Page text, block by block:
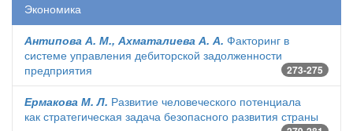
Экономика
Антипова А. М., Ахматалиева А. А. Факторинг в
системе управления дебиторской задолженности
предприятия
273-275
Ермакова М. Л. Развитие человеческого потенциала
как стратегическая задача безопасного развития страны